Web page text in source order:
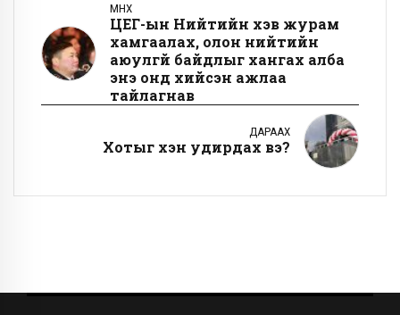
ӨМНӨХ
ЦЕГ-ын Нийтийн хэв журам
хамгаалах, олон нийтийн
аюулгүй байдлыг хангах алба
энэ онд хийсэн ажлаа
тайлагнав
ДАРААХ
Хотыг хэн удирдах вэ?